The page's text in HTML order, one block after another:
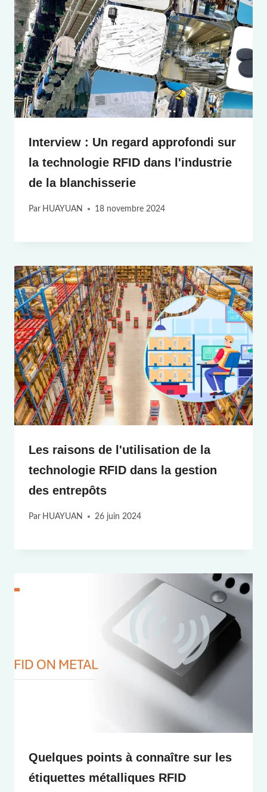
Interview : Un regard approfondi sur
la technologie RFID dans l'industrie
de la blanchisserie
Par HUAYUAN 18 novembre 2024
Les raisons de l'utilisation de la
technologie RFID dans la gestion
des entrepôts
Par HUAYUAN 26 juin 2024
Quelques points à connaître sur les
étiquettes métalliques RFID